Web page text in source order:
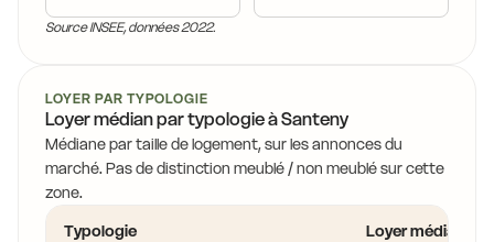
Source INSEE, données 2022.
LOYER PAR TYPOLOGIE
Loyer médian par typologie à Santeny
Médiane par taille de logement, sur les annonces du
marché. Pas de distinction meublé / non meublé sur cette
zone.
Typologie
Loyer médian